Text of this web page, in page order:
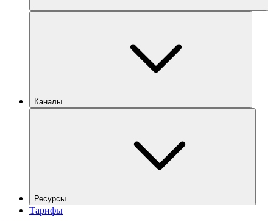
Каналы
Ресурсы
Тарифы